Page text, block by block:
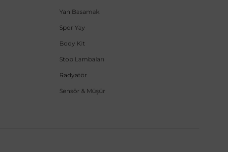
Yan Basamak
Spor Yay
Body Kit
Stop Lambaları
Radyatör
Sensör & Müşür